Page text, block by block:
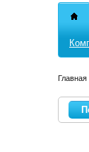
Главная